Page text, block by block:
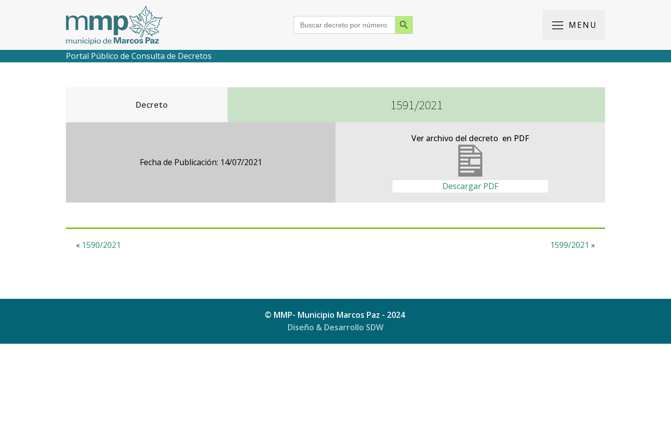
Search
for:
Search Button
MENU
2018
2017
2016
2015
Portal Público de Consulta de Decretos
Decreto 1591/2021
Fecha de Publicación: 14/07/2021
Ver archivo del decreto en PDF
Descargar PDF
« 1590/2021 1599/2021 »
© MMP- Municipio Marcos Paz - 2024
Diseño & Desarrollo SDW